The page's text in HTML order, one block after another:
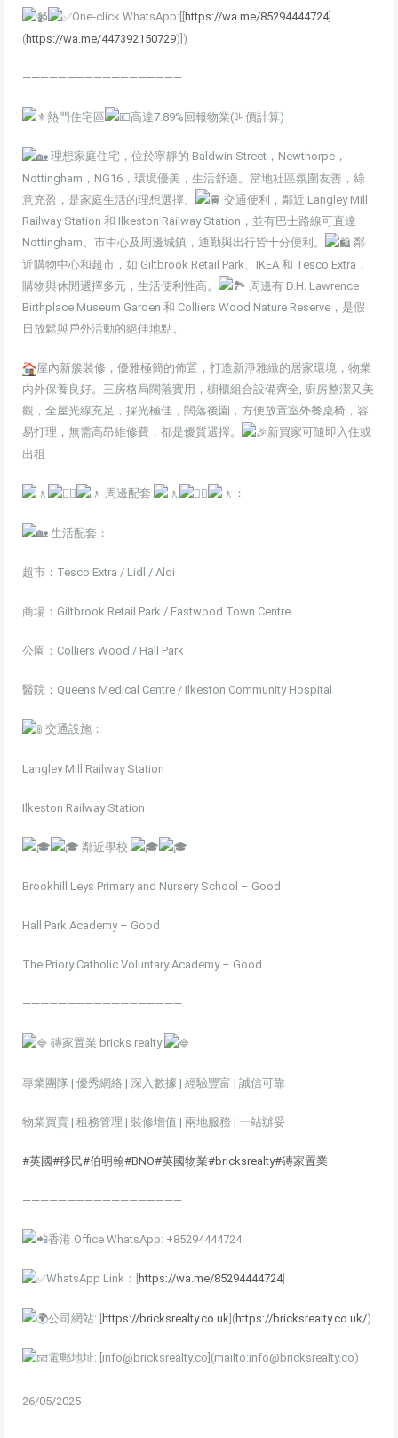
One-click WhatsApp:[[ https://wa.me/85294444724]
(https://wa.me/447392150729)])
——————————————————
熱門住宅區 高達7.89%回報物業(叫價計算)
理想家庭住宅，位於寧靜的 Baldwin Street，Newthorpe，
Nottingham，NG16，環境優美，生活舒適。當地社區氛圍友善，綠
意充盈，是家庭生活的理想選擇。
交通便利，鄰近 Langley Mill
Railway Station 和 Ilkeston Railway Station，並有巴士路線可直達
Nottingham、市中心及周邊城鎮，通勤與出行皆十分便利。
鄰
近購物中心和超市，如 Giltbrook Retail Park、IKEA 和 Tesco Extra，
購物與休閒選擇多元，生活便利性高。
周邊有 D.H. Lawrence
Birthplace Museum Garden 和 Colliers Wood Nature Reserve，是假
日放鬆與戶外活動的絕佳地點。
屋內新簇裝修，優雅極簡的佈置，打造新淨雅緻的居家環境，物業
內外保養良好。三房格局闊落實用，櫥櫃組合設備齊全, 廚房整潔又美
觀，全屋光線充足，採光極佳，闊落後園，方便放置室外餐桌椅，容
易打理，無需高昂維修費，都是優質選擇。
新買家可隨即入住或
出租
周邊配套 ：
生活配套：
超市：Tesco Extra / Lidl / Aldi
商場：Giltbrook Retail Park / Eastwood Town Centre
公園：Colliers Wood / Hall Park
醫院：Queens Medical Centre / Ilkeston Community Hospital
交通設施：
Langley Mill Railway Station
Ilkeston Railway Station
鄰近學校
Brookhill Leys Primary and Nursery School – Good
Hall Park Academy – Good
The Priory Catholic Voluntary Academy – Good
——————————————————
磚家置業 bricks realty
專業團隊 | 優秀網絡 | 深入數據 | 經驗豐富 | 誠信可靠
物業買賣 | 租務管理 | 裝修增值 | 兩地服務 | 一站辦妥
#英國#移民#伯明翰#BNO#英國物業#bricksrealty#磚家置業
——————————————————
香港 Office WhatsApp: +85294444724
WhatsApp Link：[ https://wa.me/85294444724]
公司網站: [ https://bricksrealty.co.uk ](https://bricksrealty.co.uk/)
電郵地址: [info@bricksrealty.co](mailto:info@bricksrealty.co)
26/05/2025